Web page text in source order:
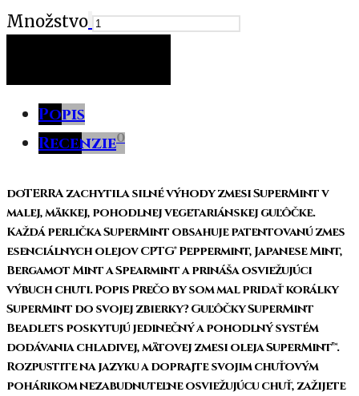
Množstvo
Popis
Recenzie0
doTERRA zachytila ​​silné výhody zmesi SuperMint v
malej, mäkkej, pohodlnej vegetariánskej guľôčke.
Každá perlička SuperMint obsahuje patentovanú zmes
esenciálnych olejov CPTG® Peppermint, Japanese Mint,
Bergamot Mint a Spearmint a prináša osviežujúci
výbuch chuti. Popis Prečo by som mal pridať korálky
SuperMint do svojej zbierky? Guľôčky SuperMint
Beadlets poskytujú jedinečný a pohodlný systém
dodávania chladivej, mätovej zmesi oleja SuperMint™.
Rozpustite na jazyku a doprajte svojim chuťovým
pohárikom nezabudnuteľne osviežujúcu chuť, zažijete